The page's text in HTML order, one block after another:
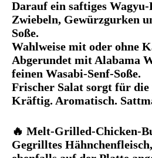
Darauf ein saftiges
Zwiebeln, Gewürzgurken
Soße.
Wahlweise mit oder ohne
Abgerundet mit Alabama
feinen Wasabi-Senf-Soße.
Frischer Salat sorgt für die
Kräftig. Aromatisch.
🔥 Melt-Grilled-Chicken-
Gegrilltes